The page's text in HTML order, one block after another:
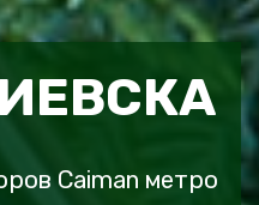
Caiman метро